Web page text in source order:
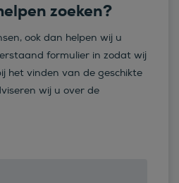
zoeken?
ook dan helpen wij u
formulier in zodat wij
het vinden van de geschikte
wij u over de